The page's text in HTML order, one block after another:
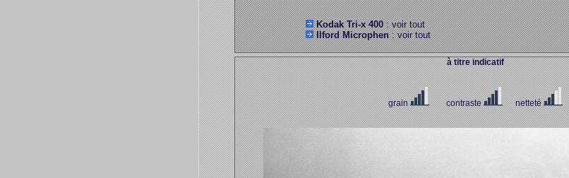
Kodak Tri-x 400: voir tout
Ilford Microphen: voir tout
à titre indicatif
grain contraste netteté